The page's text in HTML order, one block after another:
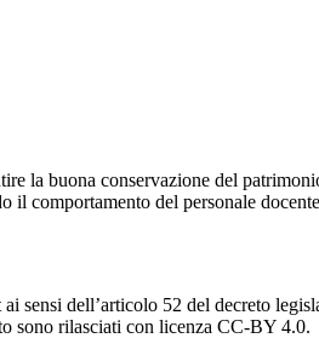
la buona conservazione del
il comportamento del personale
sensi dell’articolo 52 del decreto
sono rilasciati con licenza CC-BY 4.0.